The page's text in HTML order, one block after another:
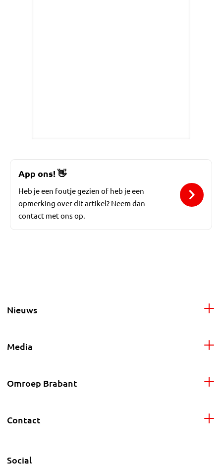
App ons!👋
Heb je een foutje gezien of heb je een
opmerking over dit artikel? Neem dan
contact met ons op.
Nieuws
Media
Omroep Brabant
Contact
Social